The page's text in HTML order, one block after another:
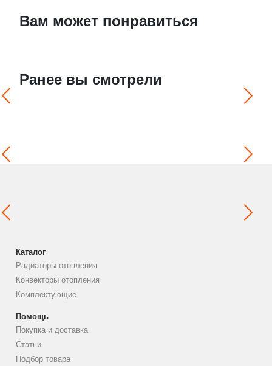
Вам может понравиться
Ранее вы смотрели
Каталог
Радиаторы отопления
Конвекторы отопления
Комплектующие
Помощь
Покупка и доставка
Статьи
Подбор товара